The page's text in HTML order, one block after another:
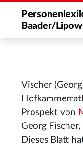
Baader/
Vischer
Prospekt von
Georg
Dieses Blatt